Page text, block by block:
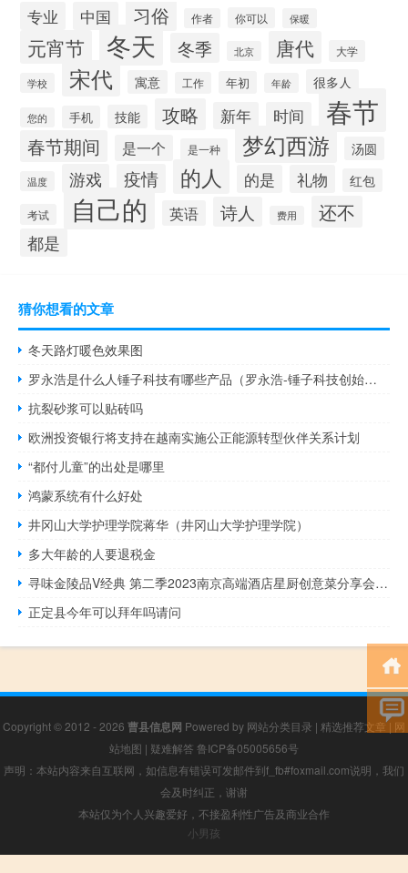
专业 中国 习俗 作者 你可以 保暖
元宵节 冬天 冬季 北京 唐代 大学
学校 宋代 寓意 工作 年初 年龄 很多人
您的 手机 技能 攻略 新年 时间 春节
春节期间 是一个 是一种 梦幻西游 汤圆
温度 游戏 疫情 的人 的是 礼物 红包
考试 自己的 英语 诗人 费用 还不
都是
猜你想看的文章
冬天路灯暖色效果图
罗永浩是什么人锤子科技有哪些产品（罗永浩-锤子科技创始人介绍）
抗裂砂浆可以贴砖吗
欧洲投资银行将支持在越南实施公正能源转型伙伴关系计划
“都付儿童”的出处是哪里
鸿蒙系统有什么好处
井冈山大学护理学院蒋华（井冈山大学护理学院）
多大年龄的人要退税金
寻味金陵品V经典 第二季2023南京高端酒店星厨创意菜分享会第五站 到底什么情况嘞
正定县今年可以拜年吗请问
Copyright © 2012 - 2026 曹县信息网 Powered by 网站分类目录 | 精选推荐文章| 网
站地图 | 疑难解答 鲁ICP备05005656号
声明：本站内容来自互联网，如信息有错误可发邮件到f_fb#foxmail.com说明，我们
会及时纠正，谢谢
本站仅为个人兴趣爱好，不接盈利性广告及商业合作
小男孩